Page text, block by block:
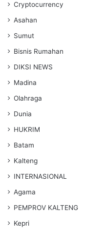
Cryptocurrency
Asahan
Sumut
Bisnis Rumahan
DIKSI NEWS
Madina
Olahraga
Dunia
HUKRIM
Batam
Kalteng
INTERNASIONAL
Agama
PEMPROV KALTENG
Kepri